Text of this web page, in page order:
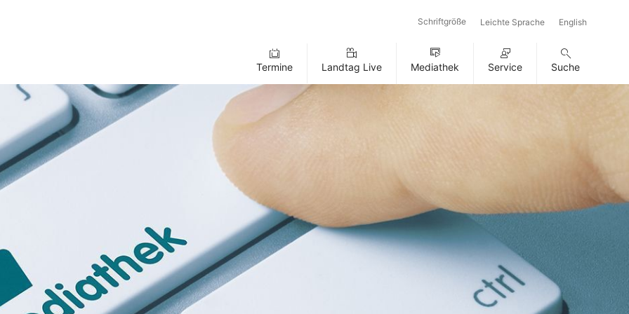
Schriftgröße Leichte Sprache English
Termine Landtag Live Mediathek Service Suche